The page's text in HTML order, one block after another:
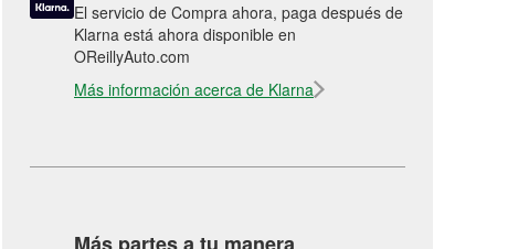
El servicio de Compra ahora, paga después de
Klarna está ahora disponible en
OReillyAuto.com
Más información acerca de Klarna